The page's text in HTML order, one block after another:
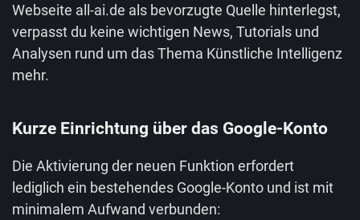
Webseite all-ai.de als bevorzugte Quelle hinterlegst,
verpasst du keine wichtigen News, Tutorials und
Analysen rund um das Thema Künstliche Intelligenz
mehr.
Kurze Einrichtung über das Google-Konto
Die Aktivierung der neuen Funktion erfordert
lediglich ein bestehendes Google-Konto und ist mit
minimalem Aufwand verbunden: